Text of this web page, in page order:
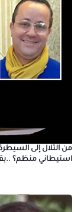
من التلال إلى
استيطاني منظم؟